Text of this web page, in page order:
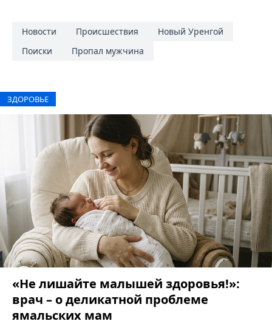
Новости Происшествия
Новый Уренгой
Поиски
Пропал мужчина
ЗДОРОВЬЕ
«Не лишайте малышей здоровья!»:
врач – о деликатной проблеме
ямальских мам